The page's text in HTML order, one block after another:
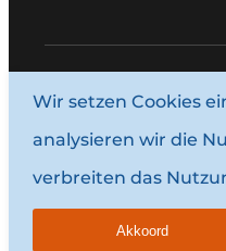
© 1987–2026
Allgemeine
Wir setzen Cookies
analysieren wir die
verbreiten das
Akkoord